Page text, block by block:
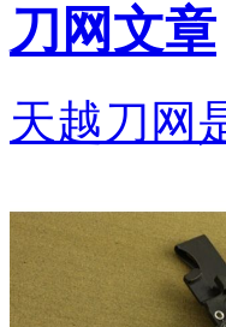
刀网文章
天越刀网